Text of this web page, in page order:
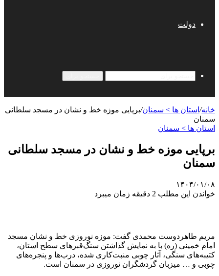
دولت
خانه/ استان ها > سمنان/برپایی موزه خط و نشان در مسجد سلطانی
سمنان
استان ها > سمنان
برپایی موزه خط و نشان در مسجد سلطانی
سمنان
۱۴۰۴/۰۱/۰۸
خواندن این مطلب 2 دقیقه زمان میبرد
مریم طاهردوست محمدی گفت: موزه نوروزی خط و نشان مسجد
امام خمینی (ره) با به نمایش گذاشتن سنگ‌قبرهای سطح استان،
کتیبه‌های سنگی، آثار چوبی منبت‌کاری شده، درب‌ها و پنجره‌های
چوبی و … میزبان گردشگران نوروزی در سمنان است.